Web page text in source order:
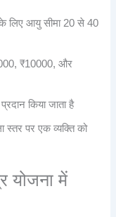
लिए आयु सीमा 20 से 40
₹10000, और
किया जाता है
स्तर पर एक व्यक्ति को
योजना में